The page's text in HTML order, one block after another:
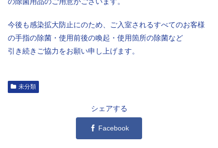
今後も感染拡大防止にのため、ご入室されるすべてのお客様
の手指の除菌・使用前後の喚起・使用箇所の除菌など
引き続きご協力をお願い申し上げます。
未分類
シェアする
Facebook